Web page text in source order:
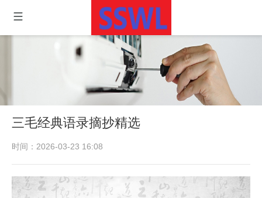
三毛经典语录摘抄精选
时间：2026-03-23 16:08